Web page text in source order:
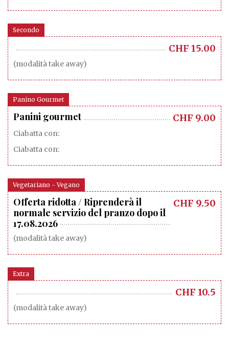
Secondo
CHF 15.00
(modalità take away)
Panino Gourmet
Panini gourmet CHF 9.00
Ciabatta con:
Ciabatta con:
Vegetariano - Vegano
Offerta ridotta / Riprenderà il
normale servizio del pranzo dopo il
17.08.2026
CHF 9.50
(modalità take away)
Extra
CHF 10.5
(modalità take away)